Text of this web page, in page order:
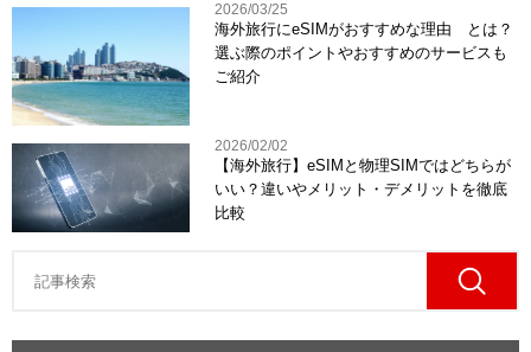
2026/03/25
海外旅行にeSIMがおすすめな理由 とは？
選ぶ際のポイントやおすすめのサービスも
ご紹介
2026/02/02
【海外旅行】eSIMと物理SIMではどちらが
いい？違いやメリット・デメリットを徹底
比較